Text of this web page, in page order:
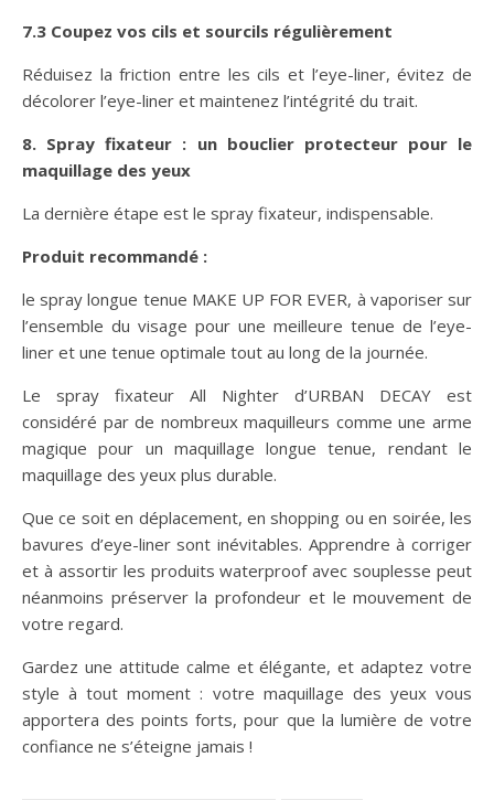
7.3 Coupez vos cils et sourcils régulièrement
Réduisez la friction entre les cils et l’eye-liner, évitez de
décolorer l’eye-liner et maintenez l’intégrité du trait.
8. Spray fixateur : un bouclier protecteur pour le
maquillage des yeux
La dernière étape est le spray fixateur, indispensable.
Produit recommandé :
le spray longue tenue MAKE UP FOR EVER, à vaporiser sur
l’ensemble du visage pour une meilleure tenue de l’eye-
liner et une tenue optimale tout au long de la journée.
Le spray fixateur All Nighter d’URBAN DECAY est
considéré par de nombreux maquilleurs comme une arme
magique pour un maquillage longue tenue, rendant le
maquillage des yeux plus durable.
Que ce soit en déplacement, en shopping ou en soirée, les
bavures d’eye-liner sont inévitables. Apprendre à corriger
et à assortir les produits waterproof avec souplesse peut
néanmoins préserver la profondeur et le mouvement de
votre regard.
Gardez une attitude calme et élégante, et adaptez votre
style à tout moment : votre maquillage des yeux vous
apportera des points forts, pour que la lumière de votre
confiance ne s’éteigne jamais !